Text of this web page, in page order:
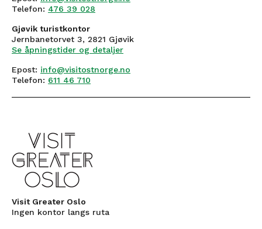
Telefon: 476 39 028
Gjøvik turistkontor
Jernbanetorvet 3, 2821 Gjøvik
Se åpningstider og detaljer
Epost: info@visitostnorge.no
Telefon: 611 46 710
Visit Greater Oslo
Ingen kontor langs ruta